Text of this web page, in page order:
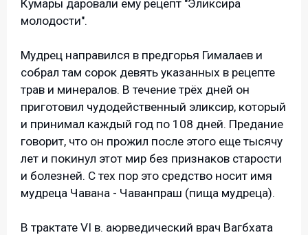
Кумары даровали ему рецепт "Эликсира
молодости".
Мудрец направился в предгорья Гималаев и
собрал там сорок девять указанных в рецепте
трав и минералов. В течение трёх дней он
приготовил чудодейственный эликсир, который
и принимал каждый год по 108 дней. Предание
говорит, что он прожил после этого еще тысячу
лет и покинул этот мир без признаков старости
и болезней. С тех пор это средство носит имя
мудреца Чавана - Чаванпраш (пища мудреца).
В трактате VI в. аюрведический врач Вагбхата